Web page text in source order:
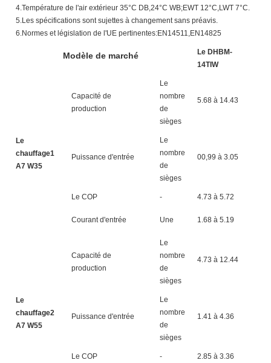
4.Température de l'air extérieur 35°C DB,24°C WB;EWT 12°C,LWT 7°C.
5.Les spécifications sont sujettes à changement sans préavis.
6.Normes et législation de l'UE pertinentes:EN14511,EN14825
Modèle de marché
Le DHBM-
14TIW
Le
chauffage1
A7 W35
Capacité de
production
Le
nombre
de
sièges
5.68 à 14.43
Puissance d'entrée
Le
nombre
de
sièges
00,99 à 3.05
Le COP - 4.73 à 5.72
Courant d'entrée Une 1.68 à 5.19
Le
chauffage2
A7 W55
Capacité de
production
Le
nombre
de
sièges
4.73 à 12.44
Puissance d'entrée
Le
nombre
de
sièges
1.41 à 4.36
Le COP - 2.85 à 3.36